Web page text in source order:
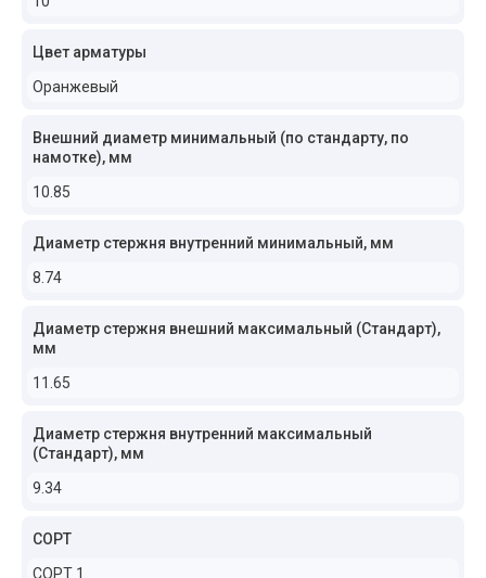
Цвет арматуры
Оранжевый
Внешний диаметр минимальный (по стандарту, по
намотке), мм
10.85
Диаметр стержня внутренний минимальный, мм
8.74
Диаметр стержня внешний максимальный (Стандарт),
мм
11.65
Диаметр стержня внутренний максимальный
(Стандарт), мм
9.34
СОРТ
СОРТ 1